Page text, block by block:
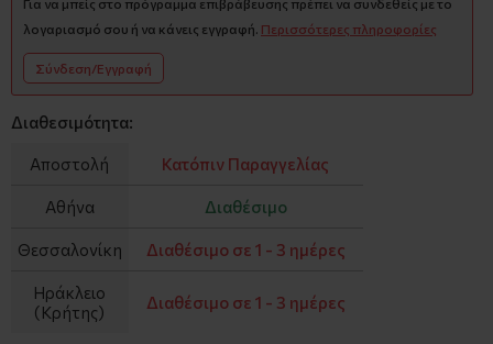
λογαριασμό σου ή να κάνεις εγγραφή. Περισσότερες πληροφορίες
Σύνδεση/Εγγραφή
Διαθεσιμότητα:
Αποστολή Κατόπιν Παραγγελίας
Αθήνα Διαθέσιμο
Θεσσαλονίκη Διαθέσιμο σε 1 - 3 ημέρες
Ηράκλειο
(Κρήτης)
Διαθέσιμο σε 1 - 3 ημέρες